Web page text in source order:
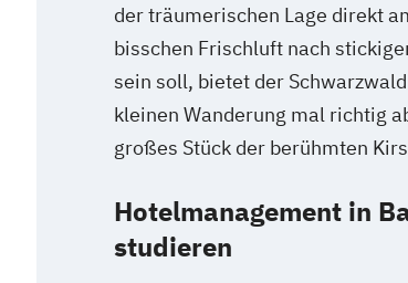
der träumerischen Lage direkt
bisschen Frischluft nach
sein soll, bietet der
kleinen Wanderung mal richtig
großes Stück der berühmten
Hotelmanagement in
studieren